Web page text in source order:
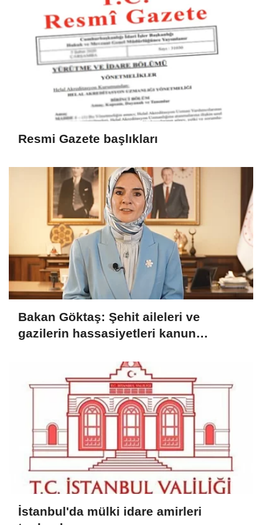
Resmi Gazete başlıkları
Bakan Göktaş: Şehit aileleri ve
gazilerin hassasiyetleri kanun
İstanbul'da mülki idare amirleri